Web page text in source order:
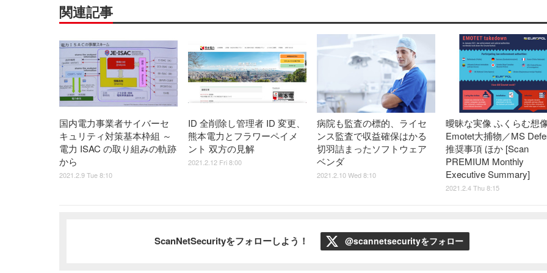
関連記事
国内電力事業者サイバーセ
キュリティ対策基本枠組 ～
電力 ISAC の取り組みの軌跡
から
2021.2.9 Tue 8:10
ID 全削除し管理者 ID 変更、
熊本電力とフラワーペイメ
ント 双方の見解
2021.2.12 Fri 8:00
病院も監査の標的、ライセ
ンス監査で収益確保はかる
切羽詰まったソフトウェア
ベンダ
2021.2.10 Wed 8:10
曖昧な実像 ふくらむ想
Emotet大捕物／MS
推奨事項 ほか [Scan
PREMIUM Monthly
Executive Summary]
2021.2.4 Thu 8:15
ScanNetSecurityをフォローしよう！ @scannetsecurityをフォロー